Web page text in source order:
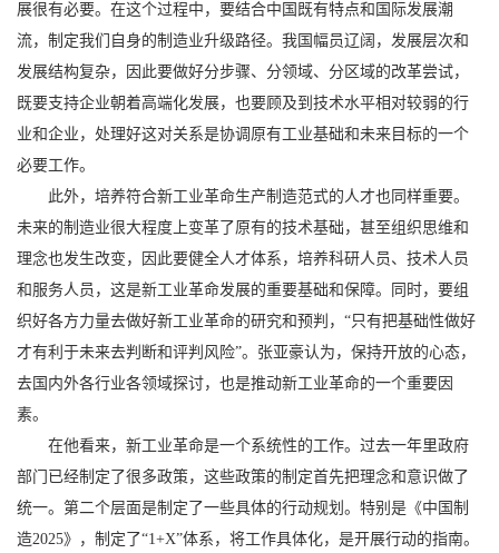
展很有必要。在这个过程中，要结合中国既有特点和国际发展潮
流，制定我们自身的制造业升级路径。我国幅员辽阔，发展层次和
发展结构复杂，因此要做好分步骤、分领域、分区域的改革尝试，
既要支持企业朝着高端化发展，也要顾及到技术水平相对较弱的行
业和企业，处理好这对关系是协调原有工业基础和未来目标的一个
必要工作。
此外，培养符合新工业革命生产制造范式的人才也同样重要。
未来的制造业很大程度上变革了原有的技术基础，甚至组织思维和
理念也发生改变，因此要健全人才体系，培养科研人员、技术人员
和服务人员，这是新工业革命发展的重要基础和保障。同时，要组
织好各方力量去做好新工业革命的研究和预判，“只有把基础性做好
才有利于未来去判断和评判风险”。张亚豪认为，保持开放的心态，
去国内外各行业各领域探讨，也是推动新工业革命的一个重要因
素。
在他看来，新工业革命是一个系统性的工作。过去一年里政府
部门已经制定了很多政策，这些政策的制定首先把理念和意识做了
统一。第二个层面是制定了一些具体的行动规划。特别是《中国制
造2025》，制定了“1+X”体系，将工作具体化，是开展行动的指南。